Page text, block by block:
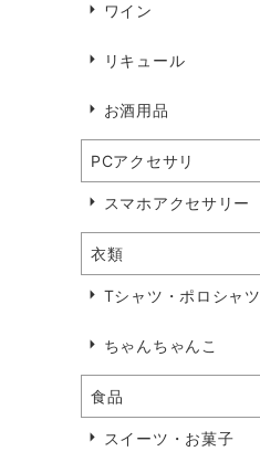
ワイン
リキュール
お酒用品
PCアクセサリ
スマホアクセサリー
衣類
Tシャツ・ポロシャツ
ちゃんちゃんこ
食品
スイーツ・お菓子